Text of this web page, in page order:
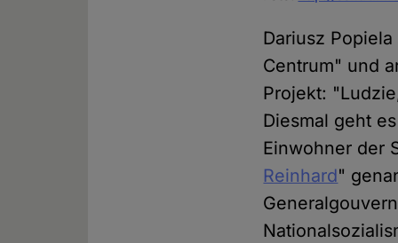
Dariusz
Centrum" und
Projekt:
Diesmal geht
Einwohner der
Reinhard"